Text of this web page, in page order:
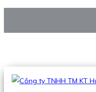
Hotline:0938 906 663